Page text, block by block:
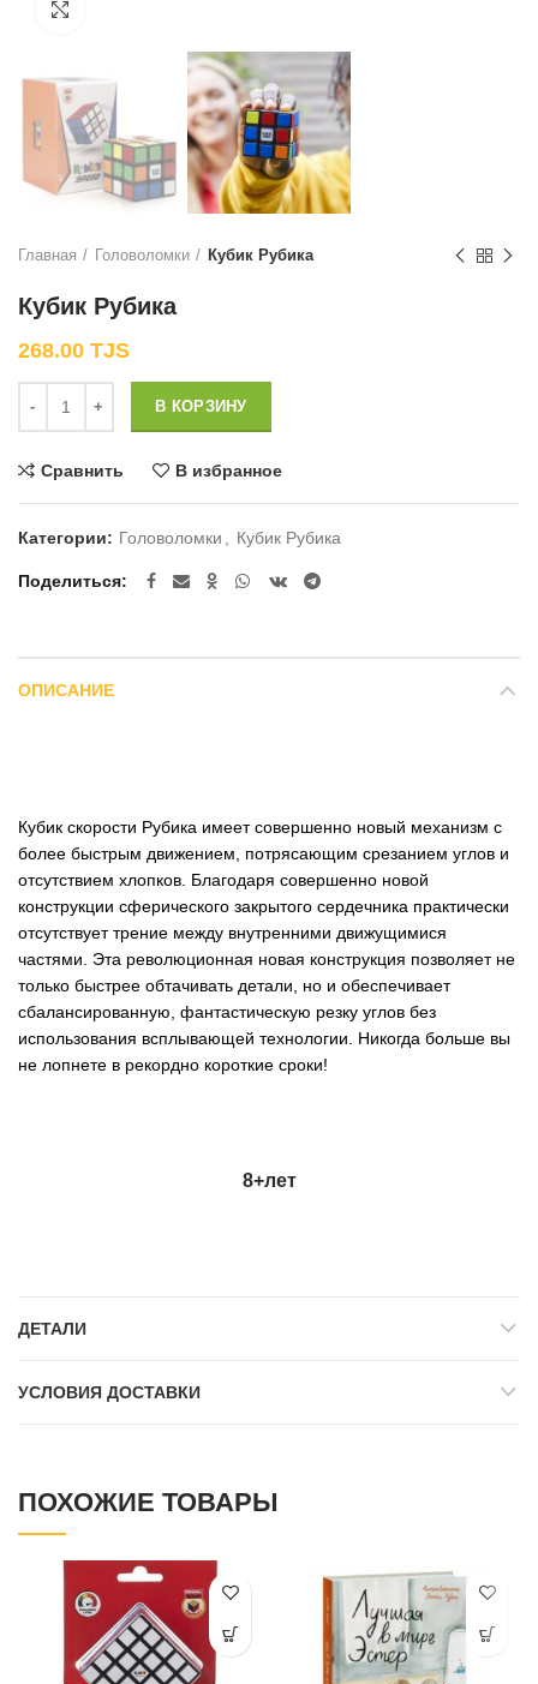
Главная Головоломки Кубик Рубика
Кубик Рубика
268.00 TJS
В КОРЗИНУ
Сравнить В избранное
Категории: Головоломки Кубик Рубика
Поделиться
ОПИСАНИЕ
Кубик скорости Рубика имеет совершенно новый механизм с
более быстрым движением, потрясающим срезанием углов и
отсутствием хлопков. Благодаря совершенно новой
конструкции сферического закрытого сердечника практически
отсутствует трение между внутренними движущимися
частями. Эта революционная новая конструкция позволяет не
только быстрее обтачивать детали, но и обеспечивает
сбалансированную, фантастическую резку углов без
использования всплывающей технологии. Никогда больше вы
не лопнете в рекордно короткие сроки!
8+лет
ДЕТАЛИ
УСЛОВИЯ ДОСТАВКИ
ПОХОЖИЕ ТОВАРЫ